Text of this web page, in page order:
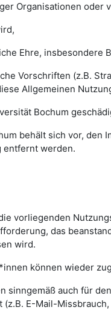
Organisationen
Ehre, insbesondere
Vorschriften (z.B.
Allgemeinen
Bochum
behält sich vor,
entfernt werden.
vorliegenden
das
wird.
können wieder
sinngemäß auch für
E-Mail-